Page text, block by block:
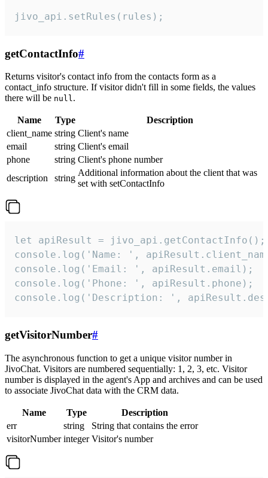
jivo_api.setRules(rules);
getContactInfo#
Returns visitor's contact info from the contacts form as a
contact_info structure. If visitor didn't fill in some fields, the values
there will be null.
Name Type
Description
client_name string Client's name
email
string Client's email
phone
string Client's phone number
description
string
Additional information about the client that was
set with setContactInfo
let apiResult = jivo_api.getContactInfo();
console.log('Name: ',
console.log('Email: ', apiResult.email);
console.log('Phone: ', apiResult.phone);
console.log('Description: ',
getVisitorNumber#
The asynchronous function to get a unique visitor number in
JivoChat. Visitors are numbered sequentially: 1, 2, 3, etc. Visitor
number is displayed in the agent's App and archives and can be used
to associate JivoChat data with the CRM data.
Name Type
Description
err
string
String that contains the error
visitorNumber integer Visitor's number